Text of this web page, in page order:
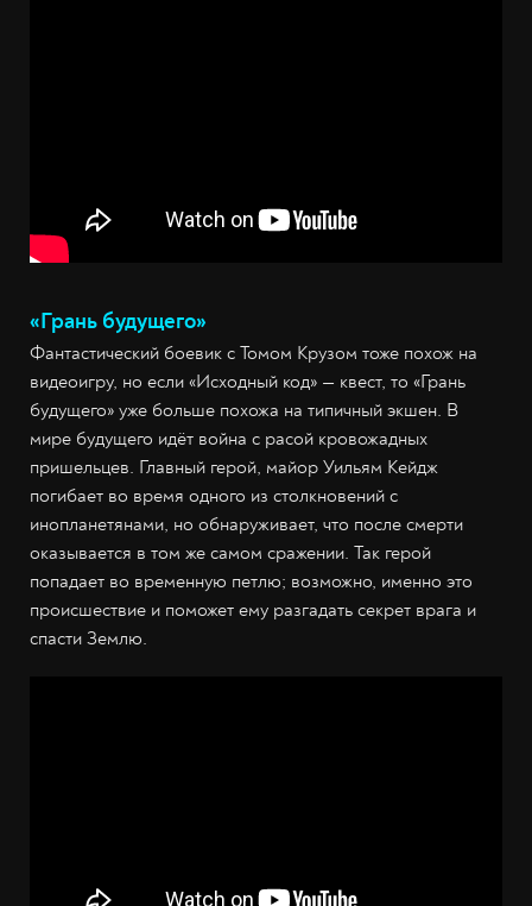
«Грань будущего»
Фантастический боевик с Томом Крузом тоже похож на
видеоигру, но если «Исходный код» — квест, то «Грань
будущего» уже больше похожа на типичный экшен. В
мире будущего идёт война с расой кровожадных
пришельцев. Главный герой, майор Уильям Кейдж
погибает во время одного из столкновений с
инопланетянами, но обнаруживает, что после смерти
оказывается в том же самом сражении. Так герой
попадает во временную петлю; возможно, именно это
происшествие и поможет ему разгадать секрет врага и
спасти Землю.